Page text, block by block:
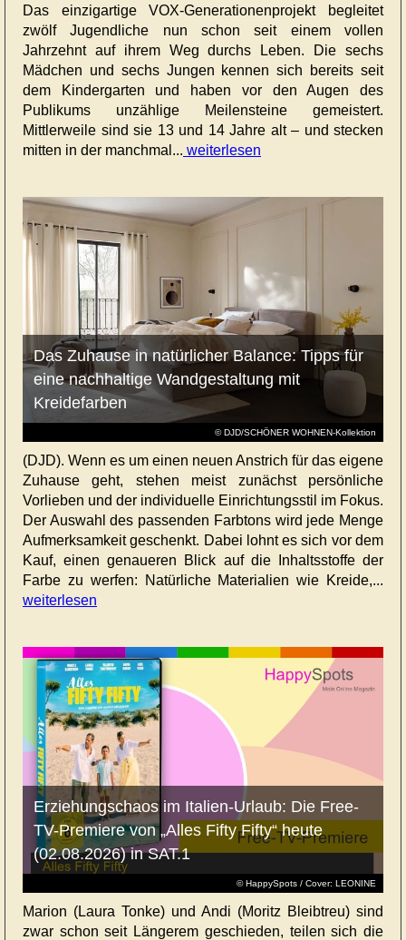
Das einzigartige VOX-Generationenprojekt begleitet
zwölf Jugendliche nun schon seit einem vollen
Jahrzehnt auf ihrem Weg durchs Leben. Die sechs
Mädchen und sechs Jungen kennen sich bereits seit
dem Kindergarten und haben vor den Augen des
Publikums unzählige Meilensteine gemeistert.
Mittlerweile sind sie 13 und 14 Jahre alt – und stecken
mitten in der manchmal... weiterlesen
© DJD/SCHÖNER WOHNEN-Kollektion
Das Zuhause in natürlicher Balance: Tipps für
eine nachhaltige Wandgestaltung mit
Kreidefarben
(DJD). Wenn es um einen neuen Anstrich für das eigene
Zuhause geht, stehen meist zunächst persönliche
Vorlieben und der individuelle Einrichtungsstil im Fokus.
Der Auswahl des passenden Farbtons wird jede Menge
Aufmerksamkeit geschenkt. Dabei lohnt es sich vor dem
Kauf, einen genaueren Blick auf die Inhaltsstoffe der
Farbe zu werfen: Natürliche Materialien wie Kreide,...
weiterlesen
© HappySpots / Cover: LEONINE
Erziehungschaos im Italien-Urlaub: Die Free-
TV-Premiere von „Alles Fifty Fifty“ heute
(02.08.2026) in SAT.1
Marion (Laura Tonke) und Andi (Moritz Bleibtreu) sind
zwar schon seit Längerem geschieden, teilen sich die